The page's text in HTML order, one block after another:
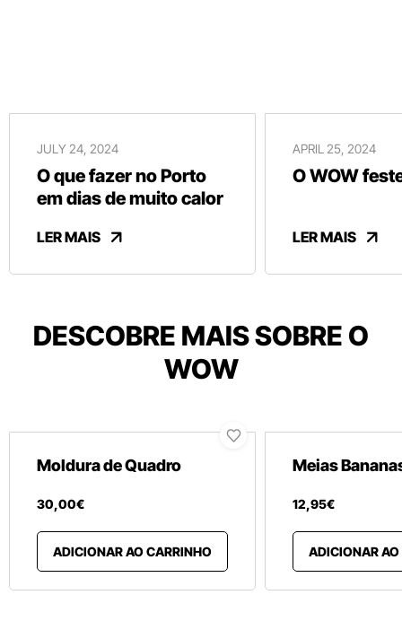
JULY 24, 2024
O que fazer no Porto
em dias de muito calor
LER MAIS
APRIL 25, 2024
O WOW
LER MAIS
DESCOBRE MAIS SOBRE O
WOW
Moldura de Quadro
30,00€
ADICIONAR AO CARRINHO
Meias
12,95€
ADICIONAR